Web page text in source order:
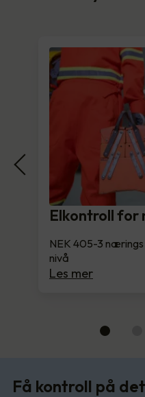
Elkontroll
NEK 405-3
nivå
Les mer
Få kontroll på